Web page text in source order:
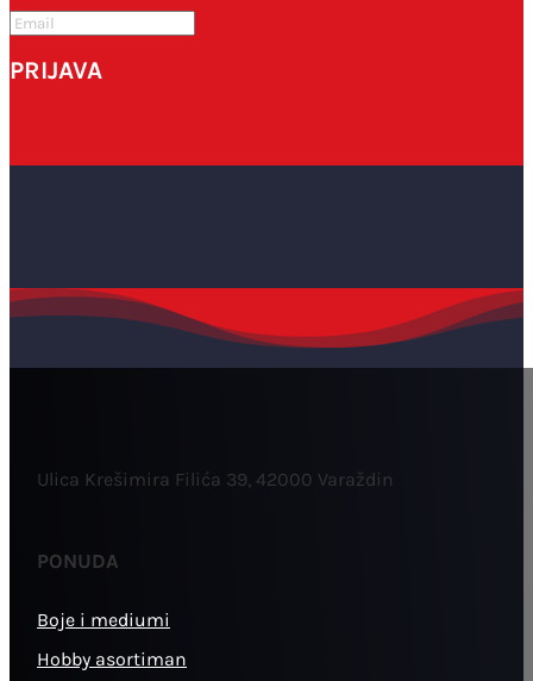
PRIJAVA
Ulica Krešimira Filića 39, 42000 Varaždin
PONUDA
Boje i mediumi
Hobby asortiman